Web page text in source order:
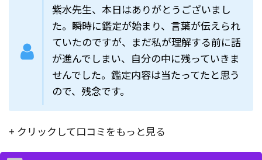
紫水先生、本日はありがとうございまし
た。 瞬時に鑑定が始まり、言葉が伝えられ
ていたのですが、まだ私が理解する前に話
が進んでしまい、自分の中に残っていきま
せんでした。鑑定内容は当たってたと思う
ので、残念です。
+ クリックして口コミをもっと見る